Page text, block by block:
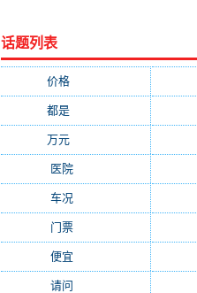
话题列表
价格
都是
万元
医院(647)
车况(582)
门票(564)
便宜
请问